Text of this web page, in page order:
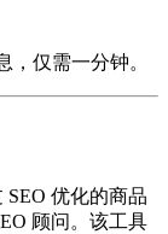
，仅需一分钟。
优化的商品
顾问。该工具